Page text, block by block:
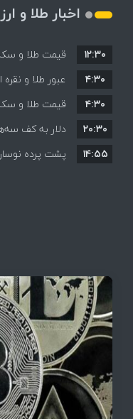
اخبار طلا و ارز
قیمت ها بر
۱۲:۳۰
عبور طلا و
۴:۳۰
قیمت طلا و سکه
۴:۳۰
دلار به کف
به بازگشایی
۲۰:۳۰
پشت پرده نوسان ۴۴ هزار تومانی دلار در
۱۴:۵۵